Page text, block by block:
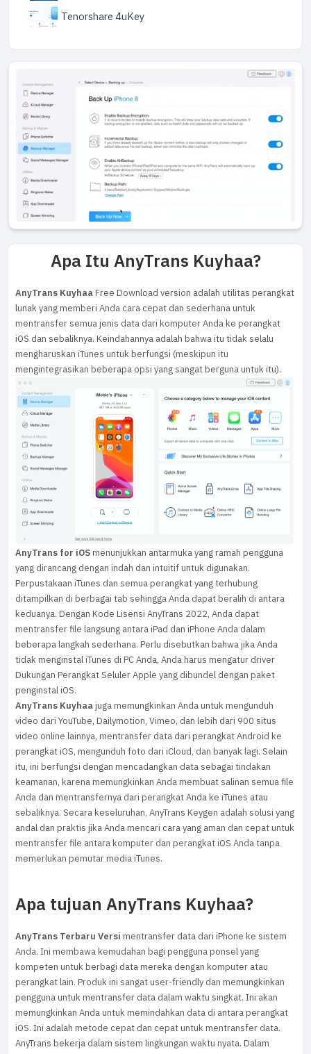
Apa Itu AnyTrans Kuyhaa?
AnyTrans KuyhaaFree Download version adalah utilitas perangkat
lunak yang memberi Anda cara cepat dan sederhana untuk
mentransfer semua jenis data dari komputer Anda ke perangkat
iOS dan sebaliknya. Keindahannya adalah bahwa itu tidak selalu
mengharuskan iTunes untuk berfungsi (meskipun itu
mengintegrasikan beberapa opsi yang sangat berguna untuk itu).
AnyTrans for iOSmenunjukkan antarmuka yang ramah pengguna
yang dirancang dengan indah dan intuitif untuk digunakan.
Perpustakaan iTunes dan semua perangkat yang terhubung
ditampilkan di berbagai tab sehingga Anda dapat beralih di antara
keduanya. Dengan Kode Lisensi AnyTrans 2022, Anda dapat
mentransfer file langsung antara iPad dan iPhone Anda dalam
beberapa langkah sederhana. Perlu disebutkan bahwa jika Anda
tidak menginstal iTunes di PC Anda, Anda harus mengatur driver
Dukungan Perangkat Seluler Apple yang dibundel dengan paket
penginstal iOS.
AnyTrans Kuyhaajuga memungkinkan Anda untuk mengunduh
video dari YouTube, Dailymotion, Vimeo, dan lebih dari 900 situs
video online lainnya, mentransfer data dari perangkat Android ke
perangkat iOS, mengunduh foto dari iCloud, dan banyak lagi. Selain
itu, ini berfungsi dengan mencadangkan data sebagai tindakan
keamanan, karena memungkinkan Anda membuat salinan semua file
Anda dan mentransfernya dari perangkat Anda ke iTunes atau
sebaliknya. Secara keseluruhan, AnyTrans Keygen adalah solusi yang
andal dan praktis jika Anda mencari cara yang aman dan cepat untuk
mentransfer file antara komputer dan perangkat iOS Anda tanpa
memerlukan pemutar media iTunes.
Apa tujuan AnyTrans Kuyhaa?
AnyTrans Terbaru Versi mentransfer data dari iPhone ke sistem
Anda. Ini membawa kemudahan bagi pengguna ponsel yang
kompeten untuk berbagi data mereka dengan komputer atau
perangkat lain. Produk ini sangat user-friendly dan memungkinkan
pengguna untuk mentransfer data dalam waktu singkat. Ini akan
memungkinkan Anda untuk memindahkan data di antara perangkat
iOS. Ini adalah metode cepat dan cepat untuk mentransfer data.
AnyTrans bekerja dalam sistem lingkungan waktu nyata. Dalam
Tenorshare 4uKey